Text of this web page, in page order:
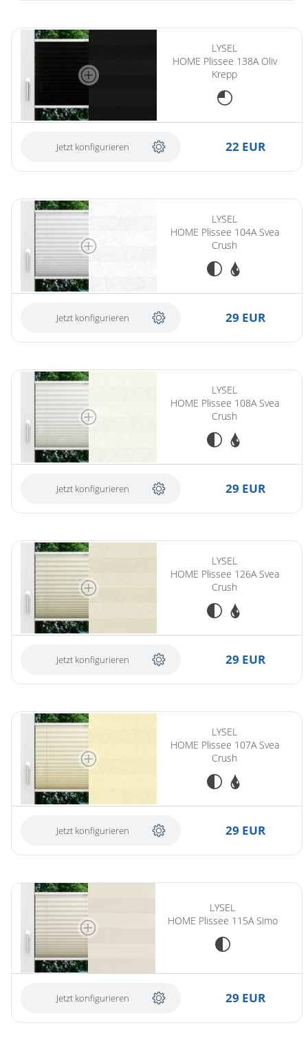
LYSEL
HOME Plissee 138A Oliv
Krepp
Jetzt konfigurieren 22 EUR
LYSEL
HOME Plissee 104A Svea
Crush
Jetzt konfigurieren 29 EUR
LYSEL
HOME Plissee 108A Svea
Crush
Jetzt konfigurieren 29 EUR
LYSEL
HOME Plissee 126A Svea
Crush
Jetzt konfigurieren 29 EUR
LYSEL
HOME Plissee 107A Svea
Crush
Jetzt konfigurieren 29 EUR
LYSEL
HOME Plissee 115A Simo
Jetzt konfigurieren 29 EUR